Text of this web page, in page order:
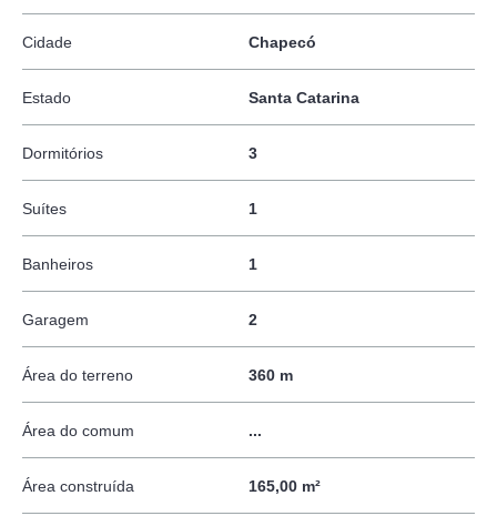
Cidade Chapecó
Estado Santa Catarina
Dormitórios 3
Suítes 1
Banheiros 1
Garagem 2
Área do terreno 360 m
Área do comum ...
Área construída 165,00 m²